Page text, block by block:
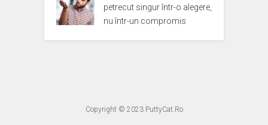
petrecut singur într-o alegere,
nu într-un compromis
Copyright © 2023 PuttyCat.Ro